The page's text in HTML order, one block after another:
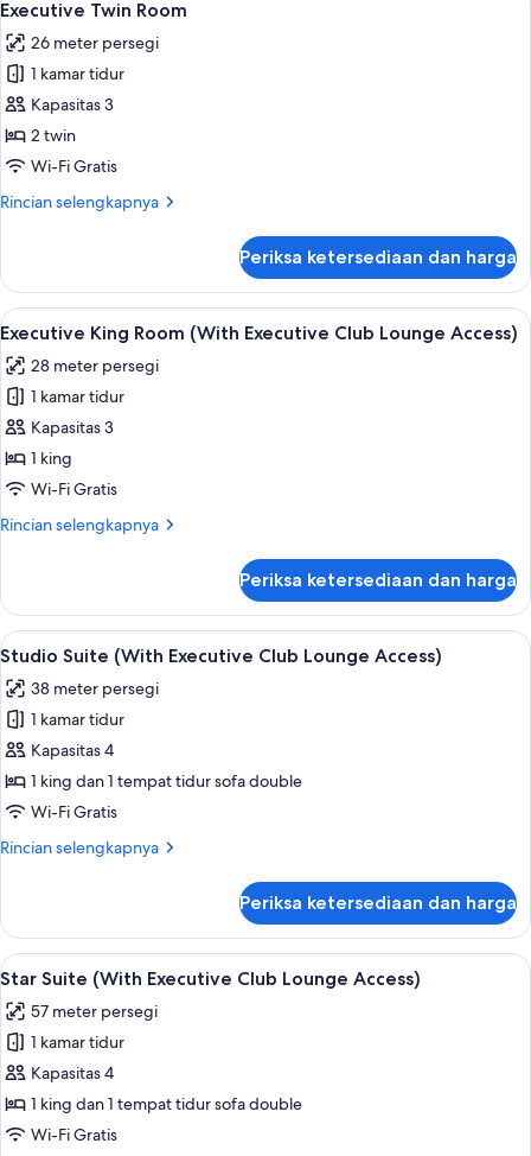
Deluks,
taman
semua
foto
untuk
Executive
Twin
Room
5
Executive Twin Room
26 meter persegi
1 kamar tidur
Kapasitas 3
2 twin
Wi-Fi Gratis
Rincian selengkapnya
Rincian
Executive
Twin
Room
Periksa ketersediaan dan harga
Lihat
semua
foto
untuk
Executive
King
Room
Executive
Access)
Executive King Room (With
6
Executive King Room (With Executive Club Lounge Access)
28 meter persegi
1 kamar tidur
Kapasitas 3
1 king
Wi-Fi Gratis
Rincian selengkapnya
Rincian
Executive
King
Room
Executive
Club
Lounge
Access)
Periksa ketersediaan dan harga
Lihat
semua
foto
untuk
Studio
Suite
(With
Club
Studio Suite (With Executive Club
6
Studio Suite (With Executive Club Lounge Access)
38 meter persegi
1 kamar tidur
Kapasitas 4
1 king dan 1 tempat tidur sofa double
Wi-Fi Gratis
Rincian selengkapnya
Rincian
Studio
Suite
(With
Club
Lounge
Access)
Periksa ketersediaan dan harga
Lihat
semua
foto
untuk
Star
Suite
(With
Star Suite (With Executive Club
7
Star Suite (With Executive Club Lounge Access)
57 meter persegi
1 kamar tidur
Kapasitas 4
1 king dan 1 tempat tidur sofa double
Wi-Fi Gratis